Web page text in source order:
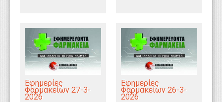
Εφημερίες
Φαρμακείων 27-3-
2026
Εφημερίες
Φαρμακείων 26-3-
2026